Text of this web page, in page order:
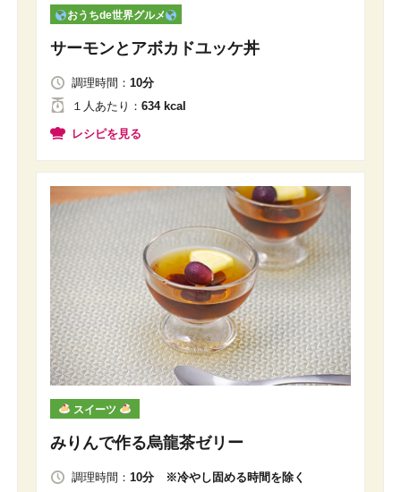
おうちde世界グルメ
サーモンとアボカドユッケ丼
調理時間： 10分
１人あたり ： 634 kcal
レシピを見る
スイーツ
みりんで作る烏龍茶ゼリー
調理時間： 10分 ※冷やし固める時間を除く